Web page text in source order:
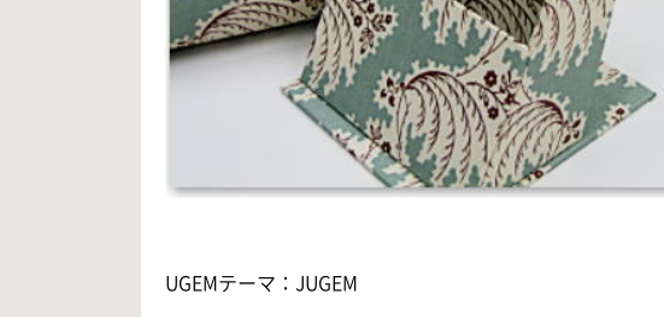
UGEMテーマ： JUGEM